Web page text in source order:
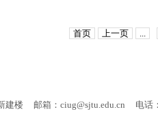
首页 上一页 ...
建楼 邮箱：ciug@sjtu.edu.cn 电话